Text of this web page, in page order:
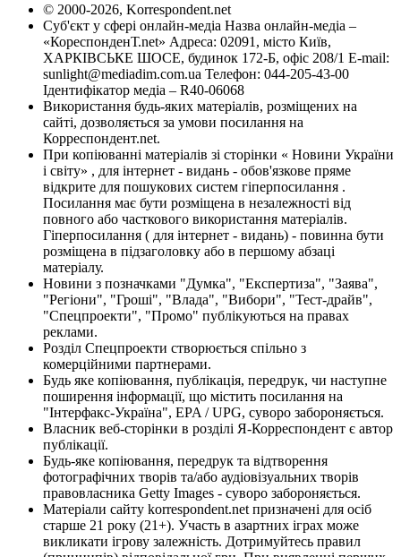
© 2000-2026, Korrespondent.net
Суб'єкт у сфері онлайн-медіа Назва онлайн-медіа –
«КореспонденТ.net» Адреса: 02091, місто Київ,
ХАРКІВСЬКЕ ШОСЕ, будинок 172-Б, офіс 208/1 E-mail:
sunlight@mediadim.com.ua Телефон: 044-205-43-00
Ідентифікатор медіа – R40-06068
Використання будь-яких матеріалів, розміщених на
сайті, дозволяється за умови посилання на
Корреспондент.net.
При копіюванні матеріалів зі сторінки « Новини України
і світу» , для інтернет - видань - обов'язкове пряме
відкрите для пошукових систем гіперпосилання .
Посилання має бути розміщена в незалежності від
повного або часткового використання матеріалів.
Гіперпосилання ( для інтернет - видань) - повинна бути
розміщена в підзаголовку або в першому абзаці
матеріалу.
Новини з позначками "Думка", "Експертиза", "Заява",
"Регіони", "Гроші", "Влада", "Вибори", "Тест-драйв",
"Спецпроекти", "Промо" публікуються на правах
реклами.
Розділ Спецпроекти створюється спільно з
комерційними партнерами.
Будь яке копіювання, публікація, передрук, чи наступне
поширення інформації, що містить посилання на
"Інтерфакс-Україна", EPA / UPG, суворо забороняється.
Власник веб-сторінки в розділі Я-Корреспондент є автор
публікації.
Будь-яке копіювання, передрук та відтворення
фотографічних творів та/або аудіовізуальних творів
правовласника Getty Images - суворо забороняється.
Матеріали сайту korrespondent.net призначені для осіб
старше 21 року (21+). Участь в азартних іграх може
викликати ігрову залежність. Дотримуйтесь правил